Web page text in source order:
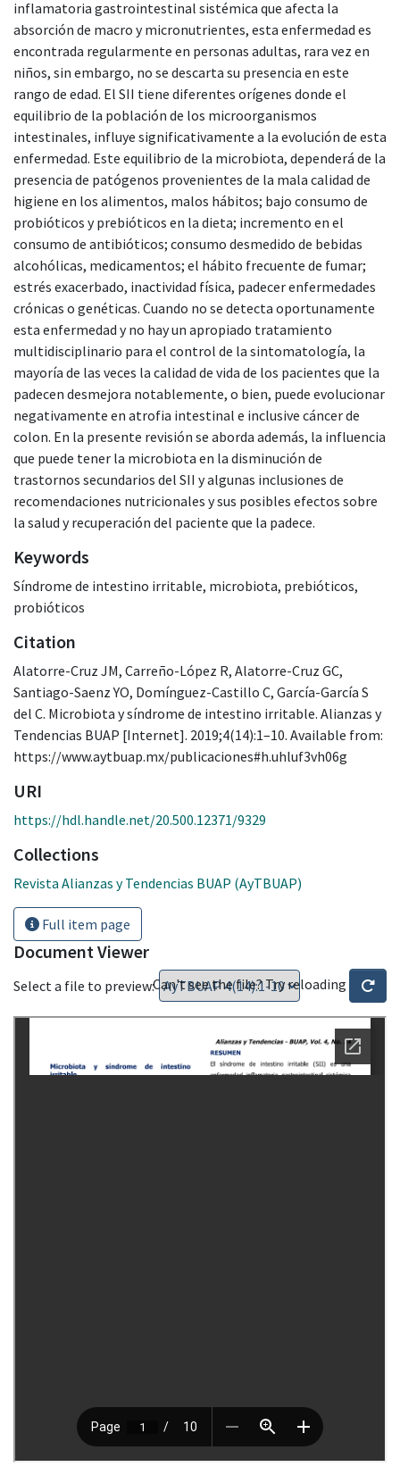
inflamatoria gastrointestinal sistémica que afecta la
absorción de macro y micronutrientes, esta enfermedad es
encontrada regularmente en personas adultas, rara vez en
niños, sin embargo, no se descarta su presencia en este
rango de edad. El SII tiene diferentes orígenes donde el
equilibrio de la población de los microorganismos
intestinales, influye significativamente a la evolución de esta
enfermedad. Este equilibrio de la microbiota, dependerá de la
presencia de patógenos provenientes de la mala calidad de
higiene en los alimentos, malos hábitos; bajo consumo de
probióticos y prebióticos en la dieta; incremento en el
consumo de antibióticos; consumo desmedido de bebidas
alcohólicas, medicamentos; el hábito frecuente de fumar;
estrés exacerbado, inactividad física, padecer enfermedades
crónicas o genéticas. Cuando no se detecta oportunamente
esta enfermedad y no hay un apropiado tratamiento
multidisciplinario para el control de la sintomatología, la
mayoría de las veces la calidad de vida de los pacientes que la
padecen desmejora notablemente, o bien, puede evolucionar
negativamente en atrofia intestinal e inclusive cáncer de
colon. En la presente revisión se aborda además, la influencia
que puede tener la microbiota en la disminución de
trastornos secundarios del SII y algunas inclusiones de
recomendaciones nutricionales y sus posibles efectos sobre
la salud y recuperación del paciente que la padece.
Keywords
Síndrome de intestino irritable, microbiota, prebióticos,
probióticos
Citation
Alatorre-Cruz JM, Carreño-López R, Alatorre-Cruz GC,
Santiago-Saenz YO, Domínguez-Castillo C, García-García S
del C. Microbiota y síndrome de intestino irritable. Alianzas y
Tendencias BUAP [Internet]. 2019;4(14):1–10. Available from:
https://www.aytbuap.mx/publicaciones#h.uhluf3vh06g
URI
https://hdl.handle.net/20.500.12371/9329
Collections
Revista Alianzas y Tendencias BUAP (AyTBUAP)
Full item page
Document Viewer
Select a file to preview:Can't see the file? Try reloading